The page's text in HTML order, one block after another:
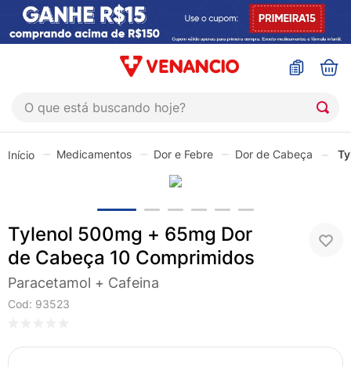
O que está buscando hoje?
Medicamentos Dor e Febre Dor de Cabeça
Tylenol 500mg + 65mg Dor
de Cabeça 10 Comprimidos
Paracetamol + Cafeina
Cod: 93523
1º
coristina
4º
fly gotas
protetor solar